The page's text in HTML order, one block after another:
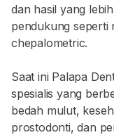
dan hasil yang
pendukung seperti
chepalometric.
Saat ini Palapa
spesialis yang
bedah mulut,
prostodonti, dan